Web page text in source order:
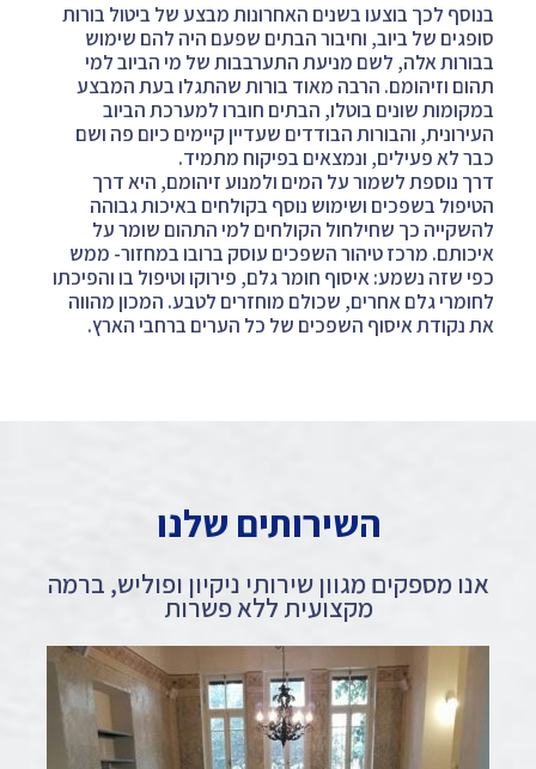
בנוסף לכך בוצעו בשנים האחרונות מבצע של ביטול בורות
סופגים של ביוב, וחיבור הבתים שפעם היה להם שימוש
בבורות אלה, לשם מניעת התערבבות של מי הביוב למי
תהום וזיהומם. הרבה מאוד בורות שהתגלו בעת המבצע
במקומות שונים בוטלו, הבתים חוברו למערכת הביוב
העירונית, והבורות הבודדים שעדיין קיימים כיום פה ושם
כבר לא פעילים, ונמצאים בפיקוח מתמיד.
דרך נוספת לשמור על המים ולמנוע זיהומם, היא דרך
הטיפול בשפכים ושימוש נוסף בקולחים באיכות גבוהה
להשקייה כך שחילחול הקולחים למי התהום שומר על
איכותם. מרכז טיהור השפכים עוסק ברובו במחזור- ממש
כפי שזה נשמע: איסוף חומר גלם, פירוקו וטיפול בו והפיכתו
לחומרי גלם אחרים, שכולם מוחזרים לטבע. המכון מהווה
את נקודת איסוף השפכים של כל הערים ברחבי הארץ.
השירותים שלנו
אנו מספקים מגוון שירותי ניקיון ופוליש, ברמה
מקצועית ללא פשרות